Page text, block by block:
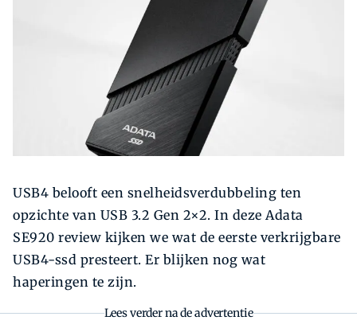
USB4 belooft een snelheidsverdubbeling ten
opzichte van USB 3.2 Gen 2×2. In deze Adata
SE920 review kijken we wat de eerste verkrijgbare
USB4-ssd presteert. Er blijken nog wat
haperingen te zijn.
Lees verder na de advertentie